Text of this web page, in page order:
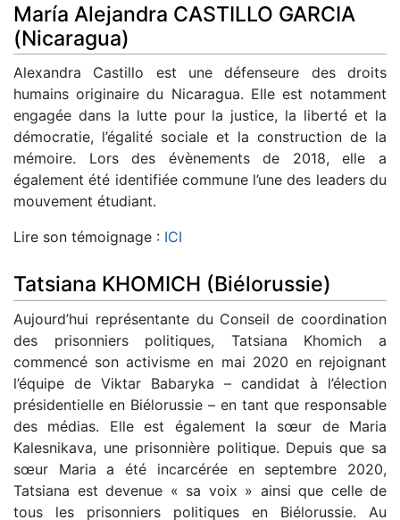
María Alejandra CASTILLO GARCIA
(Nicaragua)
Alexandra Castillo est une défenseure des droits
humains originaire du Nicaragua. Elle est notamment
engagée dans la lutte pour la justice, la liberté et la
démocratie, l’égalité sociale et la construction de la
mémoire. Lors des évènements de 2018, elle a
également été identifiée commune l’une des leaders du
mouvement étudiant.
Lire son témoignage : ICI
Tatsiana KHOMICH (Biélorussie)
Aujourd’hui représentante du Conseil de coordination
des prisonniers politiques, Tatsiana Khomich a
commencé son activisme en mai 2020 en rejoignant
l’équipe de Viktar Babaryka – candidat à l’élection
présidentielle en Biélorussie – en tant que responsable
des médias. Elle est également la sœur de Maria
Kalesnikava, une prisonnière politique. Depuis que sa
sœur Maria a été incarcérée en septembre 2020,
Tatsiana est devenue « sa voix » ainsi que celle de
tous les prisonniers politiques en Biélorussie. Au